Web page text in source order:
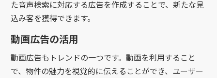
た音声検索に対応する広告を作成することで、新たな見
込み客を獲得できます。
動画広告の活用
動画広告もトレンドの一つです。動画を利用すること
で、物件の魅力を視覚的に伝えることができ、ユーザー